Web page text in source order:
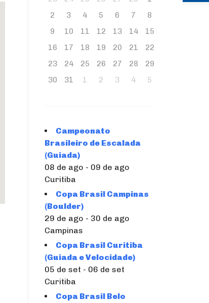
2
3 4 5 6 7
8
9
10 11 12 13 14
15
16
17 18 19 20 21
22
23
24 25 26 27 28
29
30
31 1 2 3 4 5
Campeonato
Brasileiro de Escalada
(Guiada)
08 de ago - 09 de ago
Curitiba
Copa Brasil Campinas
(Boulder)
29 de ago - 30 de ago
Campinas
Copa Brasil Curitiba
(Guiada e Velocidade)
05 de set - 06 de set
Curitiba
Copa Brasil Belo